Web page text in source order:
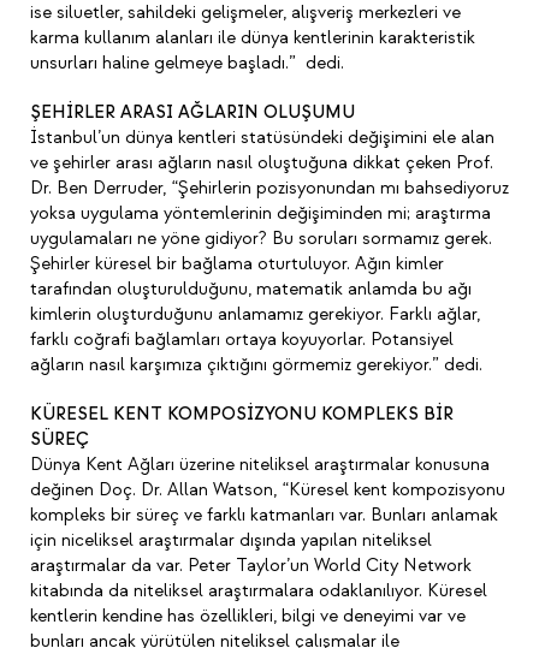
ise siluetler, sahildeki gelişmeler, alışveriş merkezleri ve
karma kullanım alanları ile dünya kentlerinin karakteristik
unsurları haline gelmeye başladı.” dedi.
ŞEHİRLER ARASI AĞLARIN OLUŞUMU
İstanbul’un dünya kentleri statüsündeki değişimini ele alan
ve şehirler arası ağların nasıl oluştuğuna dikkat çeken Prof.
Dr. Ben Derruder, “Şehirlerin pozisyonundan mı bahsediyoruz
yoksa uygulama yöntemlerinin değişiminden mi; araştırma
uygulamaları ne yöne gidiyor? Bu soruları sormamız gerek.
Şehirler küresel bir bağlama oturtuluyor. Ağın kimler
tarafından oluşturulduğunu, matematik anlamda bu ağı
kimlerin oluşturduğunu anlamamız gerekiyor. Farklı ağlar,
farklı coğrafi bağlamları ortaya koyuyorlar. Potansiyel
ağların nasıl karşımıza çıktığını görmemiz gerekiyor.” dedi.
KÜRESEL KENT KOMPOSİZYONU KOMPLEKS BİR
SÜREÇ
Dünya Kent Ağları üzerine niteliksel araştırmalar konusuna
değinen Doç. Dr. Allan Watson, “Küresel kent kompozisyonu
kompleks bir süreç ve farklı katmanları var. Bunları anlamak
için niceliksel araştırmalar dışında yapılan niteliksel
araştırmalar da var. Peter Taylor’un World City Network
kitabında da niteliksel araştırmalara odaklanılıyor. Küresel
kentlerin kendine has özellikleri, bilgi ve deneyimi var ve
bunları ancak yürütülen niteliksel çalışmalar ile